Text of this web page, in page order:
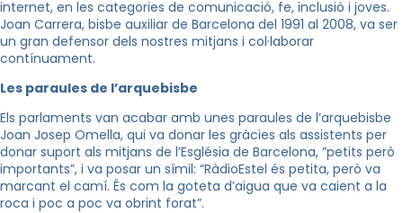
internet, en les categories de comunicació, fe, inclusió i joves.
Joan Carrera, bisbe auxiliar de Barcelona del 1991 al 2008, va ser
un gran defensor dels nostres mitjans i col·laborar
contínuament.
Les paraules de l’arquebisbe
Els parlaments van acabar amb unes paraules de l’arquebisbe
Joan Josep Omella, qui va donar les gràcies als assistents per
donar suport als mitjans de l’Església de Barcelona, ​​”petits però
importants”, i va posar un símil: “RàdioEstel és petita, però va
marcant el camí. És com la goteta d’aigua que va caient a la
roca i poc a poc va obrint forat”.